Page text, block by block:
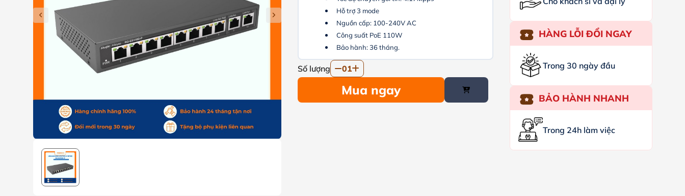
Hỗ trợ 3 mode
Nguồn cấp: 100-240V AC
Công suất PoE 110W
Bảo hành: 36 tháng.
Số lượng 01
Mua ngay
HÀNG LỖI ĐỔI NGAY
Trong 30 ngày đầu
BẢO HÀNH NHANH
Trong 24h làm việc